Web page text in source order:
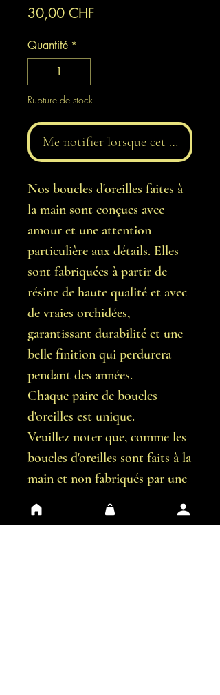
30,00 CHF
Quantité *
Rupture de stock
Me notifier lorsque cet article est
Nos boucles d'oreilles faites à
la main sont conçues avec
amour et une attention
particulière aux détails. Elles
sont fabriquées à partir de
résine de haute qualité et avec
de vraies orchidées,
garantissant durabilité et une
belle finition qui perdurera
pendant des années.
Chaque paire de boucles
d'oreilles est unique.
Veuillez noter que, comme les
boucles d'oreilles sont faits à la
main et non fabriqués par une
machine, il est possible qu'il y
ait de légères imperfections.